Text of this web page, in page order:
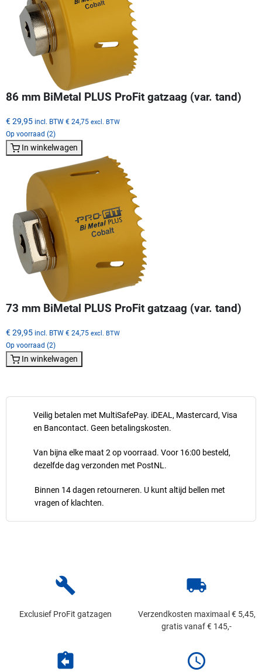
Veilig betalen met MultiSafePay. iDEAL, Mastercard, Visa
en Bancontact. Geen betalingskosten.
Van bijna elke maat 2 op voorraad. Voor 16:00 besteld,
dezelfde dag verzonden met PostNL.
Binnen 14 dagen retourneren. U kunt altijd bellen met
vragen of klachten.
86 mm BiMetal PLUS ProFit gatzaag (var. tand)
€ 29,95 incl. BTW € 24,75 excl. BTW
Op voorraad (2)
In winkelwagen
73 mm BiMetal PLUS ProFit gatzaag (var. tand)
€ 29,95 incl. BTW € 24,75 excl. BTW
Op voorraad (2)
In winkelwagen
build
Exclusief ProFit gatzagen
local_shipping
Verzendkosten maximaal € 5,45,
gratis vanaf € 145,-
assignment_return schedule